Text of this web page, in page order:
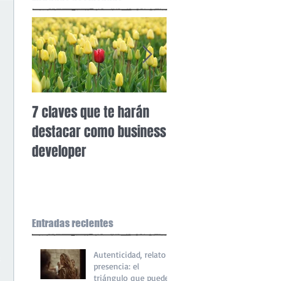
7 claves que te harán
destacar como business
developer
Entradas recientes
Autenticidad, relato y
presencia: el
triángulo que puede